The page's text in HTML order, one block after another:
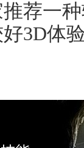
荐一
3D体